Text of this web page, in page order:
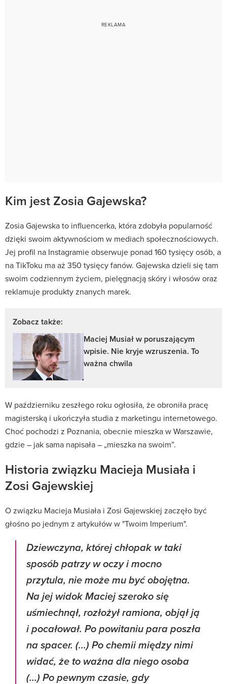
Kim jest Zosia Gajewska?
Zosia Gajewska to influencerka, która zdobyła popularność
dzięki swoim aktywnościom w mediach społecznościowych.
Jej profil na Instagramie obserwuje ponad 160 tysięcy osób, a
na TikToku ma aż 350 tysięcy fanów. Gajewska dzieli się tam
swoim codziennym życiem, pielęgnacją skóry i włosów oraz
reklamuje produkty znanych marek.
Zobacz także:
Maciej Musiał w poruszającym
wpisie. Nie kryje wzruszenia. To
ważna chwila
W październiku zeszłego roku ogłosiła, że obroniła pracę
magisterską i ukończyła studia z marketingu internetowego.
Choć pochodzi z Poznania, obecnie mieszka w Warszawie,
gdzie – jak sama napisała – „mieszka na swoim”.
Historia związku Macieja Musiała i
Zosi Gajewskiej
O związku Macieja Musiała i Zosi Gajewskiej zaczęło być
głośno po jednym z artykułów w "Twoim Imperium".
Dziewczyna, której chłopak w taki
sposób patrzy w oczy i mocno
przytula, nie może mu być obojętna.
Na jej widok Maciej szeroko się
uśmiechnął, rozłożył ramiona, objął ją
i pocałował. Po powitaniu para poszła
na spacer. (...) Po chemii między nimi
widać, że to ważna dla niego osoba
(...) Po pewnym czasie, gdy